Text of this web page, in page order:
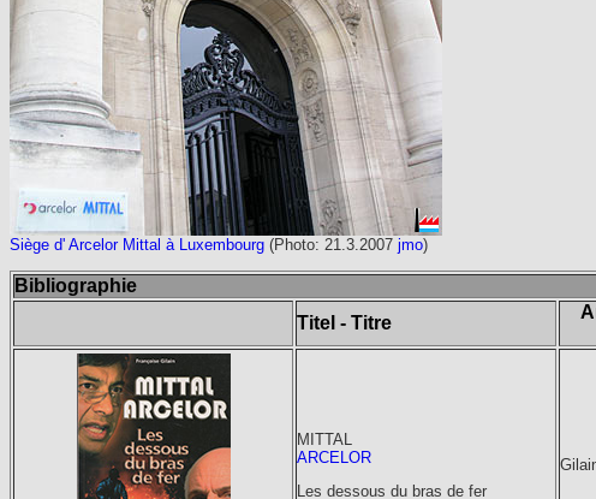
Siège d' Arcelor Mittal à Luxembourg (Photo: 21.3.2007 jmo)
Bibliographie
Titel - Titre
MITTAL
ARCELOR
Les dessous du bras de fer